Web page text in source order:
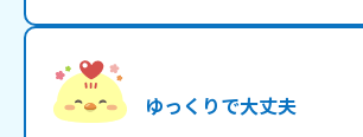
ゆっくりで大丈夫